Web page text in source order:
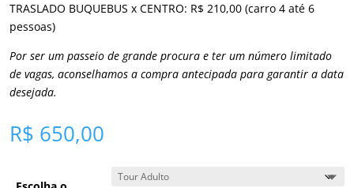
TRASLADO BUQUEBUS x CENTRO: R$ 210,00 (carro 4 até 6
pessoas)
Por ser um passeio de grande procura e ter um número limitado
de vagas, aconselhamos a compra antecipada para garantir a data
desejada.
R$ 650,00